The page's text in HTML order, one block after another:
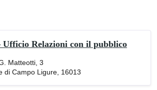
Ufficio Relazioni con il pubblico
Matteotti, 3
di Campo Ligure, 16013